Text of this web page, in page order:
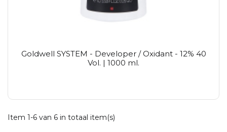
Goldwell SYSTEM - Developer / Oxidant - 12% 40
Vol. | 1000 ml.
Item 1-6 van 6 in totaal item(s)